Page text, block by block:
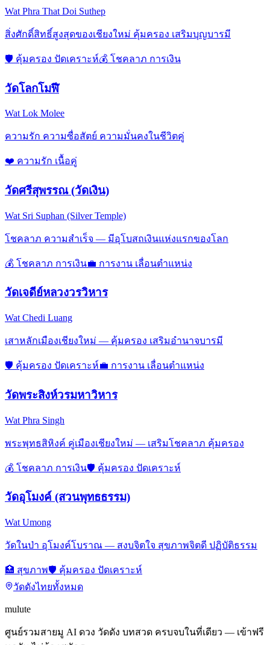
Wat Phra That Doi Suthep
สิ่งศักดิ์สิทธิ์สูงสุดของเชียงใหม่ คุ้มครอง เสริมบุญบารมี
🛡️ คุ้มครอง ปัดเคราะห์💰 โชคลาภ การเงิน
วัดโลกโมฬี
Wat Lok Molee
ความรัก ความซื่อสัตย์ ความมั่นคงในชีวิตคู่
❤️ ความรัก เนื้อคู่
วัดศรีสุพรรณ (วัดเงิน)
Wat Sri Suphan (Silver Temple)
โชคลาภ ความสำเร็จ — มีอุโบสถเงินแห่งแรกของโลก
💰 โชคลาภ การเงิน💼 การงาน เลื่อนตำแหน่ง
วัดเจดีย์หลวงวรวิหาร
Wat Chedi Luang
เสาหลักเมืองเชียงใหม่ — คุ้มครอง เสริมอำนาจบารมี
🛡️ คุ้มครอง ปัดเคราะห์💼 การงาน เลื่อนตำแหน่ง
วัดพระสิงห์วรมหาวิหาร
Wat Phra Singh
พระพุทธสิหิงค์ คู่เมืองเชียงใหม่ — เสริมโชคลาภ คุ้มครอง
💰 โชคลาภ การเงิน🛡️ คุ้มครอง ปัดเคราะห์
วัดอุโมงค์ (สวนพุทธธรรม)
Wat Umong
วัดในป่า อุโมงค์โบราณ — สงบจิตใจ สุขภาพจิตดี ปฏิบัติธรรม
🏥 สุขภาพ🛡️ คุ้มครอง ปัดเคราะห์
วัดดังไทยทั้งหมด
mulute
ศูนย์รวมสายมู AI ดวง วัดดัง บทสวด ครบจบในที่เดียว — เข้าฟรี